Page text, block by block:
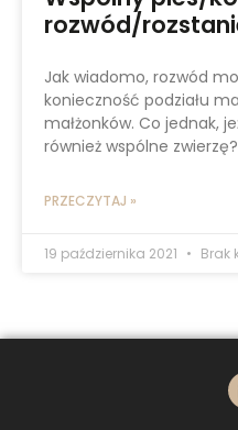
rozwód/
Jak wiadomo, rozwód
konieczność podziału
małżonków. Co jednak,
również wspólne
PRZECZYTAJ »
19 października 2021 Brak